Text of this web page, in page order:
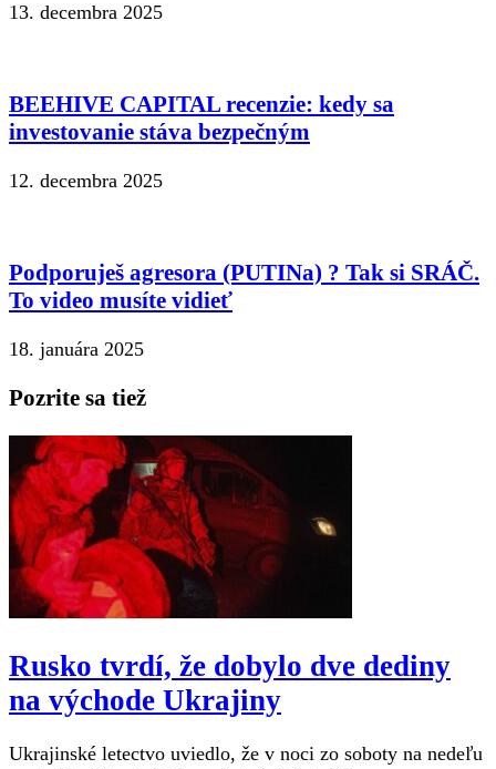
13. decembra 2025
BEEHIVE CAPITAL recenzie: kedy sa
investovanie stáva bezpečným
12. decembra 2025
Podporuješ agresora (PUTINa) ? Tak si SRÁČ.
To video musíte vidieť
18. januára 2025
Pozrite sa tiež
Rusko tvrdí, že dobylo dve dediny
na východe Ukrajiny
Ukrajinské letectvo uviedlo, že v noci zo soboty na nedeľu